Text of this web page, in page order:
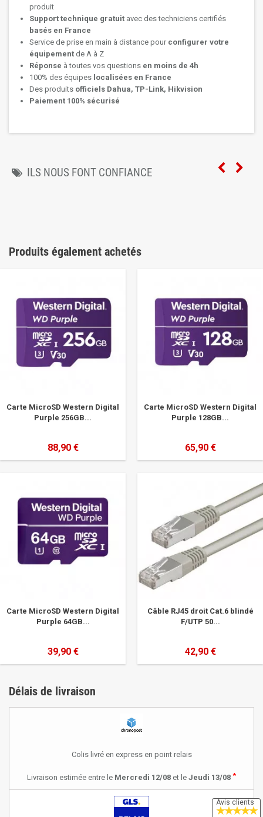
produit
Support technique gratuit avec des techniciens certifiés
basés en France
Service de prise en main à distance pour configurer votre
équipement de A à Z
Réponse à toutes vos questions en moins de 4h
100% des équipes localisées en France
Des produits officiels Dahua, TP-Link, Hikvision
Paiement 100% sécurisé
ILS NOUS FONT CONFIANCE
Produits également achetés
Carte MicroSD Western Digital
Purple 256GB...
88,90 €
Carte MicroSD Western Digital
Purple 128GB...
65,90 €
Carte MicroSD Western Digital
Purple 64GB...
39,90 €
Câble RJ45 droit Cat.6 blindé
F/UTP 50...
42,90 €
Délais de livraison
Colis livré en express en point relais
Livraison estimée entre le Mercredi 12/08 et le Jeudi 13/08 *
Avis clients
★★★★★